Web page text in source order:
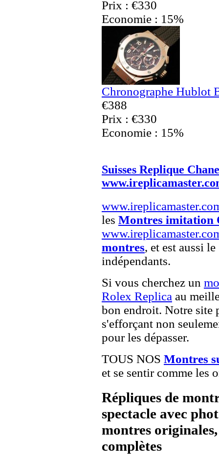
Prix : €330
Economie : 15%
Chronographe Hublot
€388
Prix : €330
Economie : 15%
Suisses Replique
les Montres imitation
montres, et est aussi
indépendants.
Si vous cherchez un
Rolex Replica au
bon endroit. Notre site
s'efforçant non
pour les dépasser.
TOUS NOS Montres
et se sentir comme les
Répliques de
spectacle avec
montres
complètes